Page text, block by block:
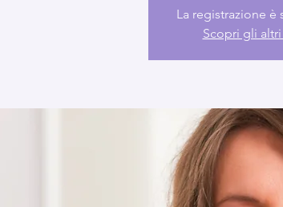
La registrazione è
Scopri gli